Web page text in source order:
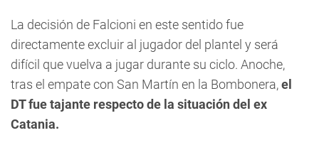
La decisión de Falcioni en este sentido fue
directamente excluir al jugador del plantel y será
difícil que vuelva a jugar durante su ciclo. Anoche,
tras el empate con San Martín en la Bombonera,el
DT fue tajante respecto de la situación del ex
Catania.